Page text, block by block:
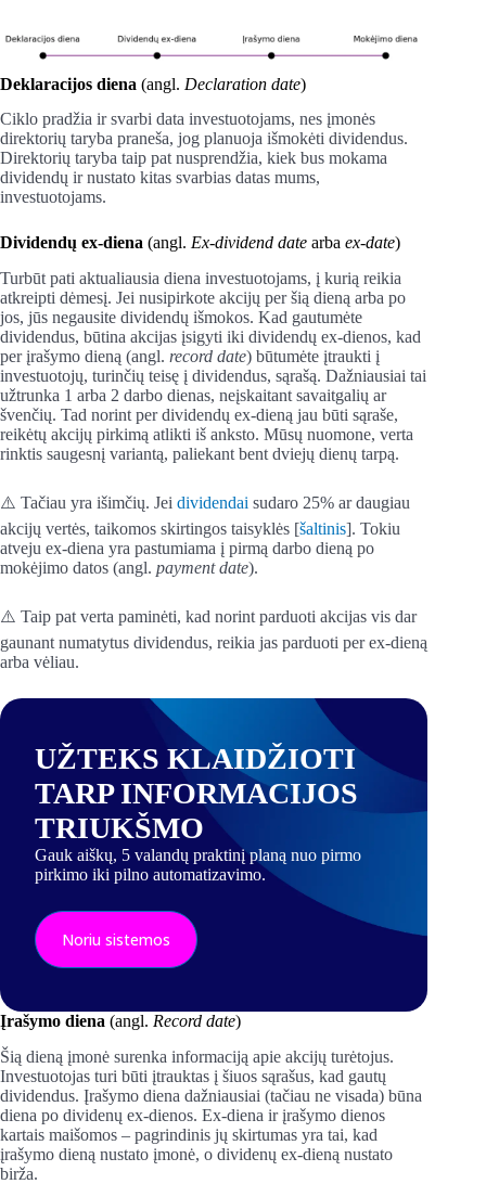
Deklaracijos diena (angl. Declaration date)
Ciklo pradžia ir svarbi data investuotojams, nes įmonės
direktorių taryba praneša, jog planuoja išmokėti dividendus.
Direktorių taryba taip pat nusprendžia, kiek bus mokama
dividendų ir nustato kitas svarbias datas mums,
investuotojams.
Dividendų ex-diena (angl. Ex-dividend date arba ex-date)
Turbūt pati aktualiausia diena investuotojams, į kurią reikia
atkreipti dėmesį. Jei nusipirkote akcijų per šią dieną arba po
jos, jūs negausite dividendų išmokos. Kad gautumėte
dividendus, būtina akcijas įsigyti iki dividendų ex-dienos, kad
per įrašymo dieną (angl. record date) būtumėte įtraukti į
investuotojų, turinčių teisę į dividendus, sąrašą. Dažniausiai tai
užtrunka 1 arba 2 darbo dienas, neįskaitant savaitgalių ar
švenčių. Tad norint per dividendų ex-dieną jau būti sąraše,
reikėtų akcijų pirkimą atlikti iš anksto. Mūsų nuomone, verta
rinktis saugesnį variantą, paliekant bent dviejų dienų tarpą.
⚠️ Tačiau yra išimčių. Jei dividendai sudaro 25% ar daugiau
akcijų vertės, taikomos skirtingos taisyklės [šaltinis]. Tokiu
atveju ex-diena yra pastumiama į pirmą darbo dieną po
mokėjimo datos (angl. payment date).
⚠️ Taip pat verta paminėti, kad norint parduoti akcijas vis dar
gaunant numatytus dividendus, reikia jas parduoti per ex-dieną
arba vėliau.
UŽTEKS KLAIDŽIOTI
TARP INFORMACIJOS
TRIUKŠMO
Gauk aiškų, 5 valandų praktinį planą nuo pirmo
pirkimo iki pilno automatizavimo.
Noriu sistemos
Įrašymo diena (angl. Record date)
Šią dieną įmonė surenka informaciją apie akcijų turėtojus.
Investuotojas turi būti įtrauktas į šiuos sąrašus, kad gautų
dividendus. Įrašymo diena dažniausiai (tačiau ne visada) būna
diena po dividenų ex-dienos. Ex-diena ir įrašymo dienos
kartais maišomos – pagrindinis jų skirtumas yra tai, kad
įrašymo dieną nustato įmonė, o dividenų ex-dieną nustato
birža.